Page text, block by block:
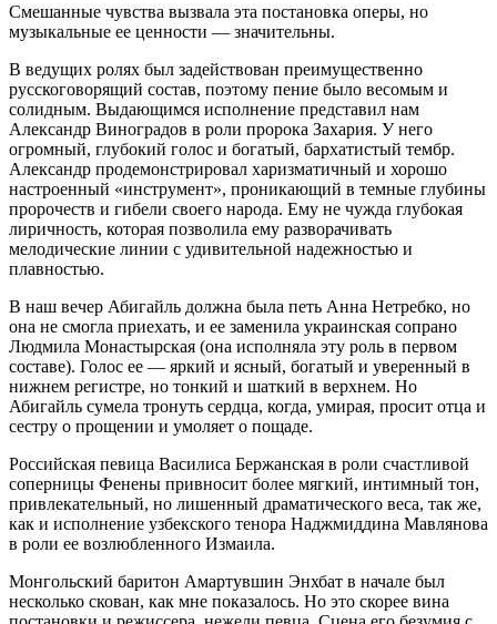
Смешанные чувства вызвала эта постановка оперы, но
музыкальные ее ценности — значительны.
В ведущих ролях был задействован преимущественно
русскоговорящий состав, поэтому пение было весомым и
солидным. Выдающимся исполнение представил нам
Александр Виноградов в роли пророка Захария. У него
огромный, глубокий голос и богатый, бархатистый тембр.
Александр продемонстрировал харизматичный и хорошо
настроенный «инструмент», проникающий в темные глубины
пророчеств и гибели своего народа. Ему не чужда глубокая
лиричность, которая позволила ему разворачивать
мелодические линии с удивительной надежностью и
плавностью.
В наш вечер Абигайль должна была петь Анна Нетребко, но
она не смогла приехать, и ее заменила украинская сопрано
Людмила Монастырская (она исполняла эту роль в первом
составе). Голос ее — яркий и ясный, богатый и уверенный в
нижнем регистре, но тонкий и шаткий в верхнем. Но
Абигайль сумела тронуть сердца, когда, умирая, просит отца и
сестру о прощении и умоляет о пощаде.
Российская певица Василиса Бержанская в роли счастливой
соперницы Фенены привносит более мягкий, интимный тон,
привлекательный, но лишенный драматического веса, так же,
как и исполнение узбекского тенора Наджмиддина Мавлянова
в роли ее возлюбленного Измаила.
Монгольский баритон Амартувшин Энхбат в начале был
несколько скован, как мне показалось. Но это скорее вина